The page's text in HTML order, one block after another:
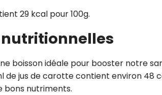
29 kcal pour 100g.
nutritionnelles
boisson idéale pour booster notre
de jus de carotte contient environ 48
bons nutriments.